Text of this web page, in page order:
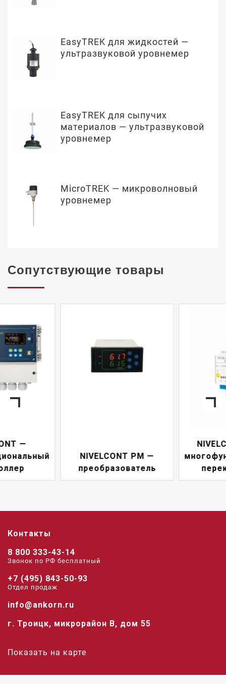
EasyTREK для жидкостей —
ультразвуковой уровнемер
EasyTREK для сыпучих
материалов — ультразвуковой
уровнемер
MicroTREK — микроволновый
уровнемер
Сопутствующие товары
NIVELCONT PM —
преобразователь
NIVELCONT PKK —
переключатель
Контакты
8 800 333-43-14
Звонок по РФ беcплатный
+7 (495) 843-50-93
Отдел продаж
info@ankorn.ru
г. Троицк, микрорайон В, дом 55
Показать на карте